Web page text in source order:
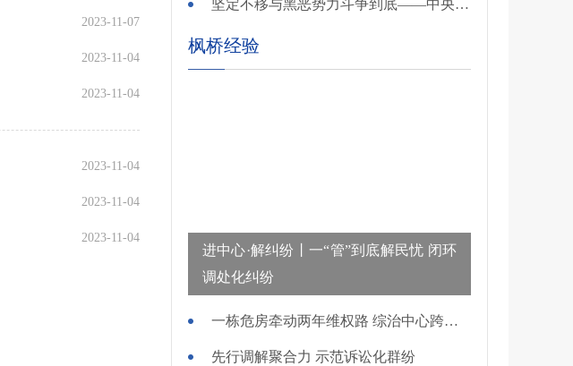
2023-11-07
2023-11-04
2023-11-04
2023-11-04
2023-11-04
2023-11-04
坚定不移与黑恶势力斗争到底——中央政法委负责同志就开展深化扫黑除恶专项斗争有关问题答记者问
枫桥经验
进中心·解纠纷丨一“管”到底解民忧 闭环
调处化纠纷
一栋危房牵动两年维权路 综治中心跨省寻鉴解民忧
先行调解聚合力 示范诉讼化群纷